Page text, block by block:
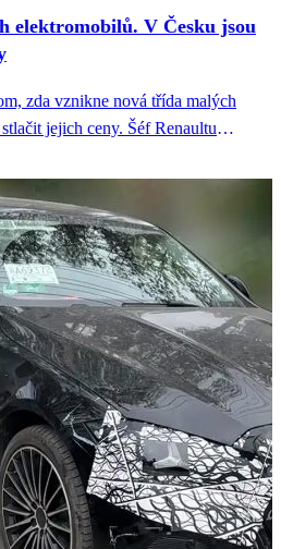
elektromobilů. V Česku jsou
zda vznikne nová třída malých
jejich ceny. Šéf Renaultu